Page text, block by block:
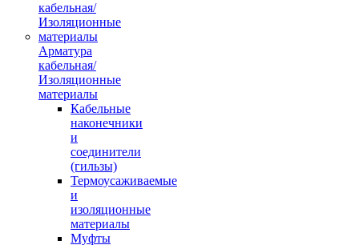
Арматура
кабельная/
Изоляционные
материалы
Кабельные
наконечники
и
соединители
(гильзы)
Термоусаживаемые
и
изоляционные
материалы
Муфты